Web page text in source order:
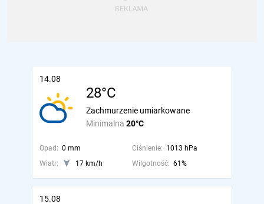
14.08
28°C
Minimalna 20°C
Zachmurzenie umiarkowane
Opad: 0 mm Ciśnienie: 1013 hPa
Wiatr:
17 km/h Wilgotność: 61%
15.08